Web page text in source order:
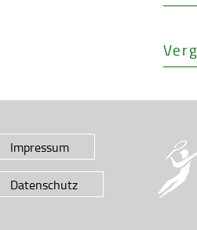
Impressum
Datenschutz